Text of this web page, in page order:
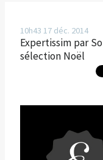
10h43 17 déc. 2014
Expertissim par
sélection Noël